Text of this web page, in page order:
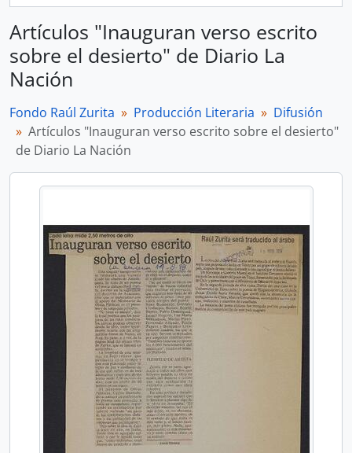
Artículos "Inauguran verso escrito
sobre el desierto" de Diario La
Nación
Fondo Raúl Zurita Producción Literaria
Difusión
Artículos "Inauguran verso escrito sobre el desierto"
de Diario La Nación